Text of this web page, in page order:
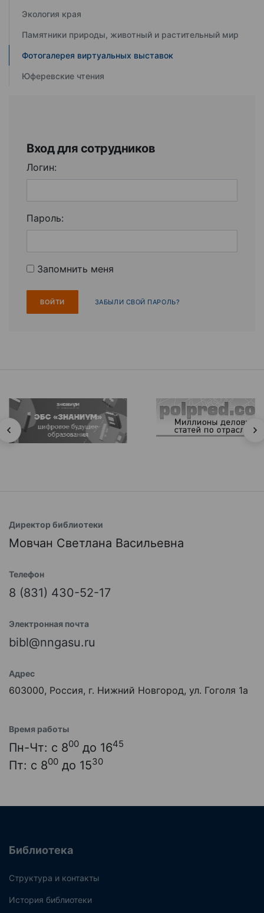
Экология края
Памятники природы, животный и растительный мир
Фотогалерея виртуальных выставок
Юферевские чтения
Вход для сотрудников
Логин:
Пароль:
Запомнить меня
ЗАБЫЛИ СВОЙ ПАРОЛЬ?
Директор библиотеки
Мовчан Светлана Васильевна
Телефон
8 (831) 430-52-17
Электронная почта
bibl@nngasu.ru
Адрес
603000, Россия, г. Нижний Новгород, ул. Гоголя 1а
Время работы
Пн-Чт: с 800 до 1645
Пт: с 800 до 1530
Библиотека
Структура и контакты
История библиотеки